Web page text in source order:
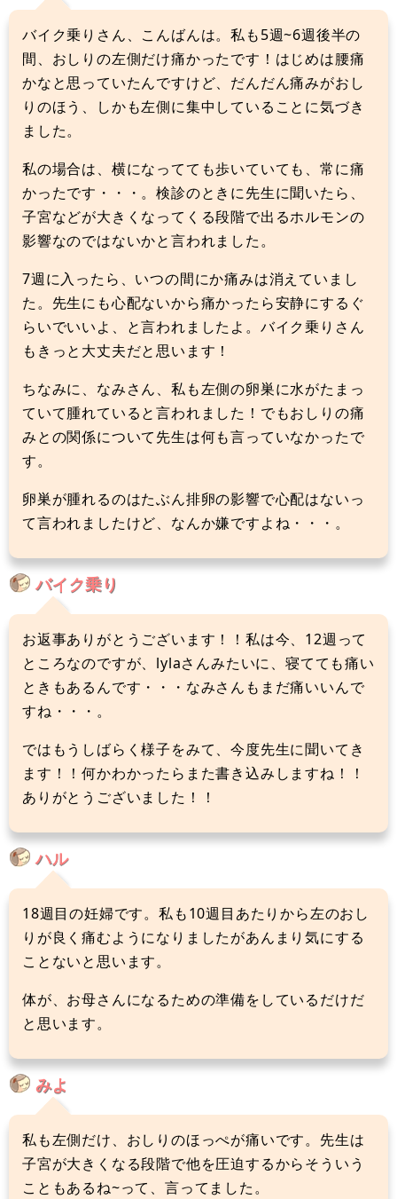
バイク乗りさん、こんばんは。私も5週~6週後半の
間、おしりの左側だけ痛かったです！はじめは腰痛
かなと思っていたんですけど、だんだん痛みがおし
りのほう、しかも左側に集中していることに気づき
ました。
私の場合は、横になってても歩いていても、常に痛
かったです・・・。検診のときに先生に聞いたら、
子宮などが大きくなってくる段階で出るホルモンの
影響なのではないかと言われました。
7週に入ったら、いつの間にか痛みは消えていまし
た。先生にも心配ないから痛かったら安静にするぐ
らいでいいよ、と言われましたよ。バイク乗りさん
もきっと大丈夫だと思います！
ちなみに、なみさん、私も左側の卵巣に水がたまっ
ていて腫れていると言われました！でもおしりの痛
みとの関係について先生は何も言っていなかったで
す。
卵巣が腫れるのはたぶん排卵の影響で心配はないっ
て言われましたけど、なんか嫌ですよね・・・。
バイク乗り
お返事ありがとうございます！！私は今、12週って
ところなのですが、lylaさんみたいに、寝てても痛い
ときもあるんです・・・なみさんもまだ痛いいんで
すね・・・。
ではもうしばらく様子をみて、今度先生に聞いてき
ます！！何かわかったらまた書き込みしますね！！
ありがとうございました！！
ハル
18週目の妊婦です。私も10週目あたりから左のおし
りが良く痛むようになりましたがあんまり気にする
ことないと思います。
体が、お母さんになるための準備をしているだけだ
と思います。
みよ
私も左側だけ、おしりのほっぺが痛いです。先生は
子宮が大きくなる段階で他を圧迫するからそういう
こともあるね~って、言ってました。